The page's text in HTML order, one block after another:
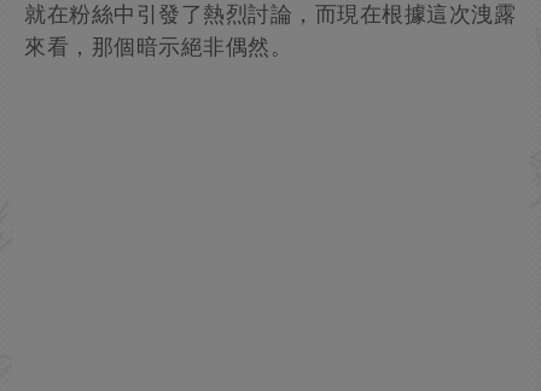
就在粉絲中引發了熱烈討論，而現在根據這次洩露
來看，那個暗示絕非偶然。